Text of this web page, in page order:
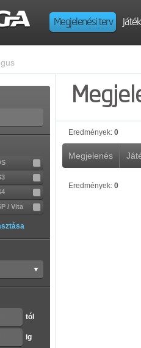
Megjelenési terv
/ Vita
tól
ig
Eredmények: 0
Megjelenés
Eredmények: 0